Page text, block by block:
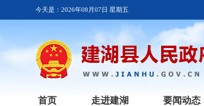
今天是： 2026年08月07日 星期五
首页 走进建湖 要闻动态